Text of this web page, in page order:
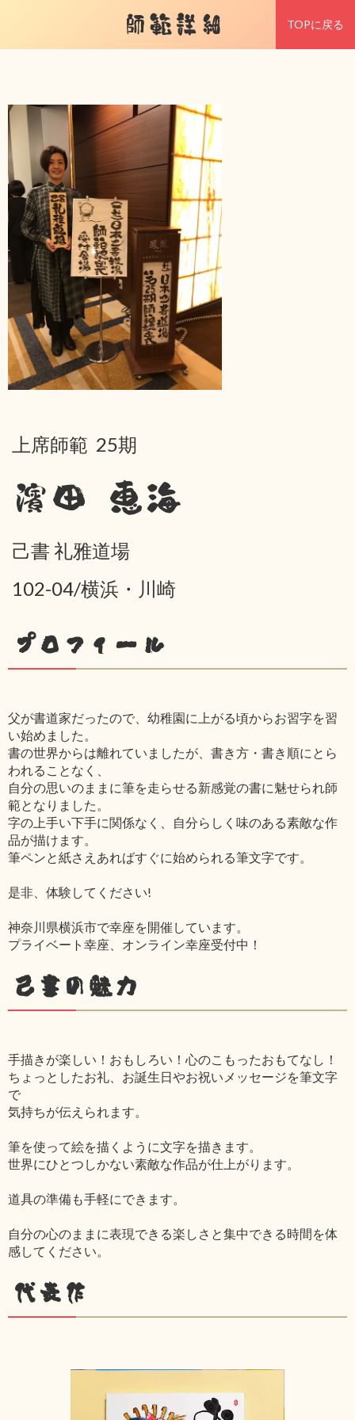
師範詳細 TOPに戻る
上席師範 25期
濱田 恵海
己書 礼雅道場
102-04/横浜・川崎
プロフィール
父が書道家だったので、幼稚園に上がる頃からお習字を習
い始めました。
書の世界からは離れていましたが、書き方・書き順にとら
われることなく、
自分の思いのままに筆を走らせる新感覚の書に魅せられ師
範となりました。
字の上手い下手に関係なく、自分らしく味のある素敵な作
品が描けます。
筆ペンと紙さえあればすぐに始められる筆文字です。
是非、体験してください!
神奈川県横浜市で幸座を開催しています。
プライベート幸座、オンライン幸座受付中！
己書の魅力
手描きが楽しい！おもしろい！心のこもったおもてなし！
ちょっとしたお礼、お誕生日やお祝いメッセージを筆文字
で
気持ちが伝えられます。
筆を使って絵を描くように文字を描きます。
世界にひとつしかない素敵な作品が仕上がります。
道具の準備も手軽にできます。
自分の心のままに表現できる楽しさと集中できる時間を体
感してください。
代表作